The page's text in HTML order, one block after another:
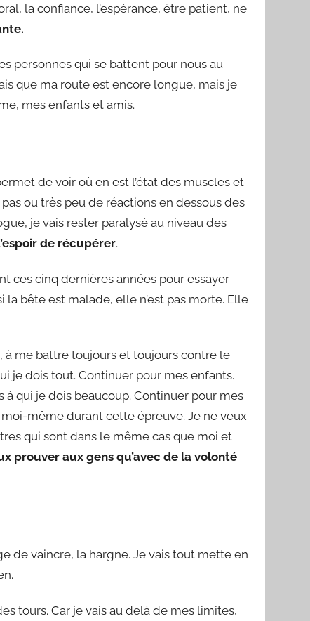
la confiance, l’espérance, être patient, ne
personnes qui se battent pour nous au
que ma route est encore longue, mais je
mes enfants et amis.
de voir où en est l’état des muscles et
pas ou très peu de réactions en dessous des
je vais rester paralysé au niveau des
de récupérer.
ces cinq dernières années pour essayer
bête est malade, elle n’est pas morte. Elle
à me battre toujours et toujours contre le
je dois tout. Continuer pour mes enfants.
qui je dois beaucoup. Continuer pour mes
même durant cette épreuve. Je ne veux
qui sont dans le même cas que moi et
prouver aux gens qu’avec de la volonté
de vaincre, la hargne. Je vais tout mette en
tours. Car je vais au delà de mes limites,